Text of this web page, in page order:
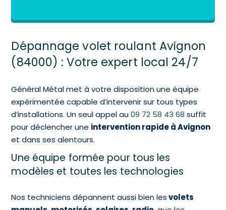
Dépannage volet roulant Avignon
(84000) : Votre expert local 24/7
Général Métal met à votre disposition une équipe
expérimentée capable d’intervenir sur tous types
d’installations. Un seul appel au09 72 58 43 68 suffit
pour déclencher une intervention rapide à Avignon
et dans ses alentours.
Une équipe formée pour tous les
modèles et toutes les technologies
Nos techniciens dépannent aussi bien lesvolets